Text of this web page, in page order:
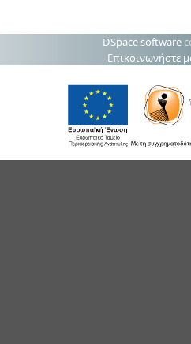
DSpace software
Επικοινωνήστε